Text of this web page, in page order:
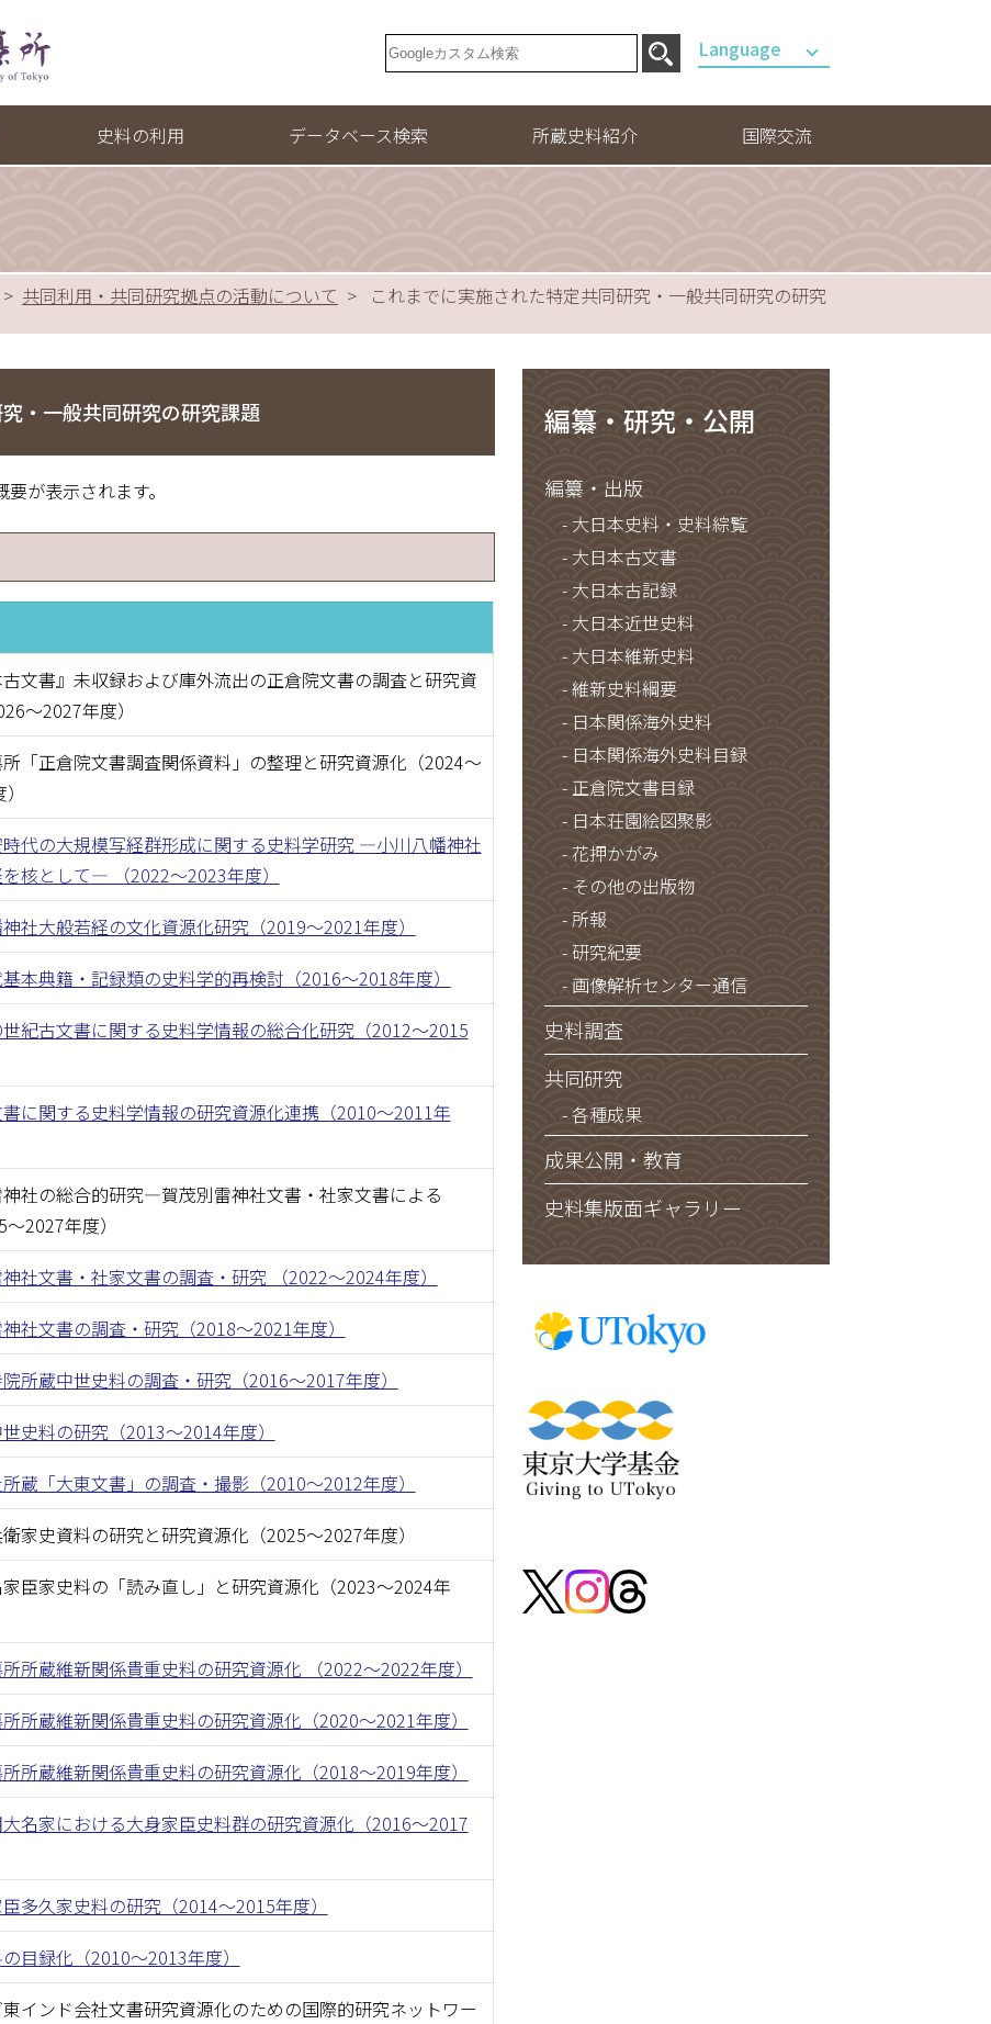
Language
門
ンター
報国際センター
ター
存技術室
大日本古記録
大日本維新史料
維新史料綱要
日本関係海外史料
日本荘園絵図聚影
花押かがみ
その他の出版物
所報
研究紀要
画像解析センター通信
各種成果
ー
史料の利用
図書室利用（閲覧手続き）
所蔵史料の検索
お問い合わせ・連絡先
データベース検索 所蔵史料紹介
特殊蒐書
デジタルギャラリー
国際交流
共同利用・共同研究拠点の活動について これまでに実施された特定共同研究・一般共同研究の研究
・一般共同研究の研究課題
が表示されます。
古文書』未収録および庫外流出の正倉院文書の調査と研究資
〜2027年度）
「正倉院文書調査関係資料」の整理と研究資源化（2024〜
代の大規模写経群形成に関する史料学研究 ―小川八幡神社
核として― （2022〜2023年度）
社大般若経の文化資源化研究（2019〜2021年度）
本典籍・記録類の史料学的再検討（2016〜2018年度）
紀古文書に関する史料学情報の総合化研究（2012〜2015
に関する史料学情報の研究資源化連携（2010〜2011年
社の総合的研究―賀茂別雷神社文書・社家文書による
2027年度）
社文書・社家文書の調査・研究 （2022〜2024年度）
社文書の調査・研究（2018〜2021年度）
所蔵中世史料の調査・研究（2016〜2017年度）
史料の研究（2013〜2014年度）
蔵「大東文書」の調査・撮影（2010〜2012年度）
家史資料の研究と研究資源化（2025〜2027年度）
臣家史料の「読み直し」と研究資源化（2023〜2024年
所蔵維新関係貴重史料の研究資源化 （2022〜2022年度）
所蔵維新関係貴重史料の研究資源化（2020〜2021年度）
所蔵維新関係貴重史料の研究資源化（2018〜2019年度）
名家における大身家臣史料群の研究資源化（2016〜2017
多久家史料の研究（2014〜2015年度）
目録化（2010〜2013年度）
インド会社文書研究資源化のための国際的研究ネットワー
編纂・研究・公開
編纂・出版
大日本史料・史料綜覧
大日本古文書
大日本古記録
大日本近世史料
大日本維新史料
維新史料綱要
日本関係海外史料
日本関係海外史料目録
正倉院文書目録
日本荘園絵図聚影
花押かがみ
その他の出版物
所報
研究紀要
画像解析センター通信
史料調査
共同研究
各種成果
成果公開・教育
史料集版面ギャラリー